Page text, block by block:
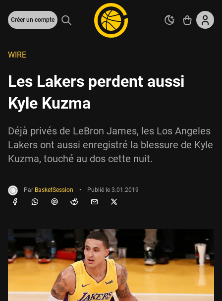
Créer un compte
WIRE
Les Lakers perdent aussi
Kyle Kuzma
Déjà privés de LeBron James, les Los Angeles
Lakers ont aussi enregistré la blessure de Kyle
Kuzma, touché au dos cette nuit.
Par BasketSession • Publié le 3.01.2019